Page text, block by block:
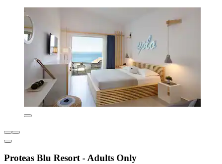
Proteas Blu Resort - Adults Only